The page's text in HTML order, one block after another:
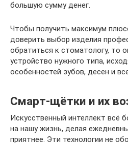
большую сумму денег.
Чтобы получить максимум
доверить выбор изделия
обратиться к стоматологу, то
устройство нужного типа,
особенностей зубов, десен и
Смарт-щётки и их
Искусственный интеллект всё
на нашу жизнь, делая
приятнее. Эти технологии не